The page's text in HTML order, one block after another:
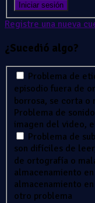
Registre una nueva
¿Sucedió algo?
Problema de
episodio fuera de
borrosa, se corta o
Problema de sonido
imagen del video,
Problema de
son difíciles de
de ortografía o
almacenamiento
almacenamiento
otro problema